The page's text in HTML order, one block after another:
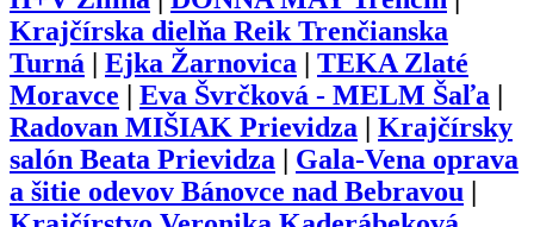
Krajčírska dielňa Reik Trenčianska
Turná
Ejka Žarnovica
TEKA Zlaté
Moravce
Eva Švrčková - MELM Šaľa
Radovan MIŠIAK Prievidza
Krajčírsky
salón Beata Prievidza
Gala-Vena oprava
a šitie odevov Bánovce nad Bebravou